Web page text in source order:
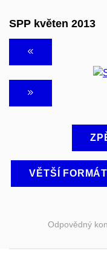
SPP květen 2013
VĚTŠÍ FORMÁT
Odpovědný